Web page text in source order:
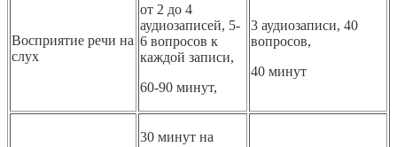
Восприятие речи на
слух
от 2 до 4
аудиозаписей, 5-
6 вопросов к
каждой записи,
60-90 минут,
3 аудиозаписи, 40
вопросов,
40 минут
30 минут на